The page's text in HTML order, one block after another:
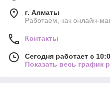
г. Алматы
Работаем, как онлайн-
Контакты
Сегодня работает с
Показать весь график